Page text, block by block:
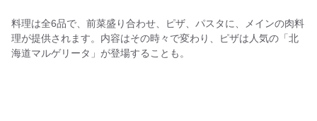
料理は全6品で、前菜盛り合わせ、ピザ、パスタに、メインの肉料
理が提供されます。内容はその時々で変わり、ピザは人気の「北
海道マルゲリータ」が登場することも。